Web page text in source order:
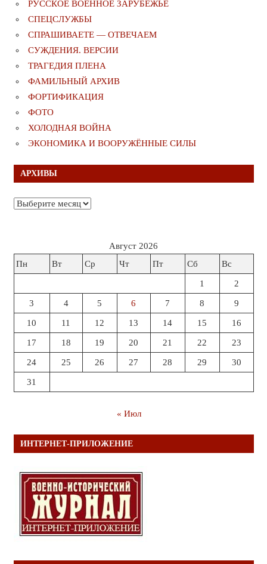
РУССКОЕ ВОЕННОЕ ЗАРУБЕЖЬЕ
СПЕЦСЛУЖБЫ
СПРАШИВАЕТЕ — ОТВЕЧАЕМ
СУЖДЕНИЯ. ВЕРСИИ
ТРАГЕДИЯ ПЛЕНА
ФАМИЛЬНЫЙ АРХИВ
ФОРТИФИКАЦИЯ
ФОТО
ХОЛОДНАЯ ВОЙНА
ЭКОНОМИКА И ВООРУЖЁННЫЕ СИЛЫ
АРХИВЫ
Архивы
Август 2026
Пн
Вт Ср Чт Пт Сб Вс
1 2
3 4 5 6 7 8 9
10 11 12 13 14 15 16
17 18 19 20 21 22 23
24 25 26 27 28 29 30
31
« Июл
ИНТЕРНЕТ-ПРИЛОЖЕНИЕ